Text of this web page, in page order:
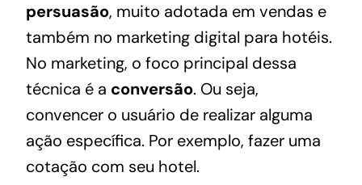
persuasão, muito adotada em vendas e
também no marketing digital para hotéis.
No marketing, o foco principal dessa
técnica é a conversão. Ou seja,
convencer o usuário de realizar alguma
ação específica. Por exemplo, fazer uma
cotação com seu hotel.